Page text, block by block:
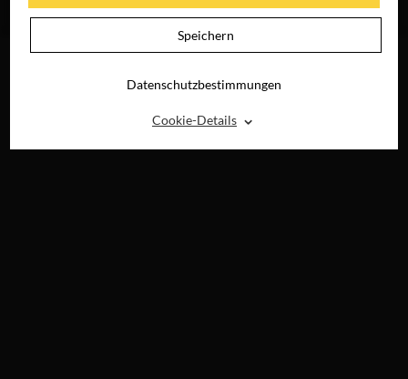
RAY, DVD &
Speichern
Datenschutzbestimmungen
Cookie-Details ⌃